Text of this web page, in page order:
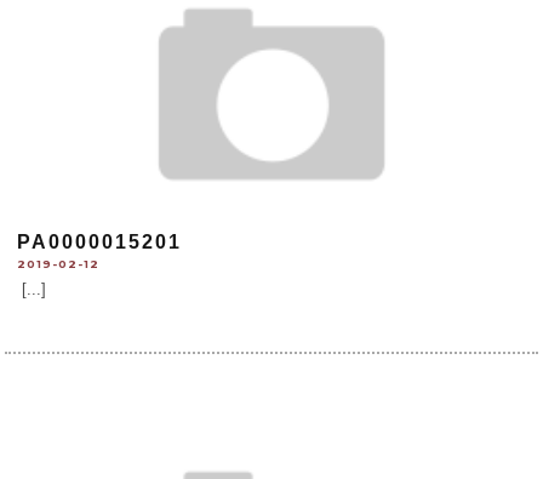
PA0000015201
2019-02-12
[...]